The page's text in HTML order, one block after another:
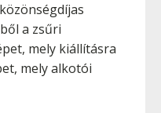
a zsűri
mely kiállításra
mely alkotói